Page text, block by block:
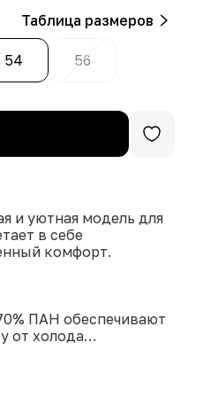
Таблица размеров
54 56
и уютная модель для
в себе
комфорт.
ПАН обеспечивают
от холода
крой и